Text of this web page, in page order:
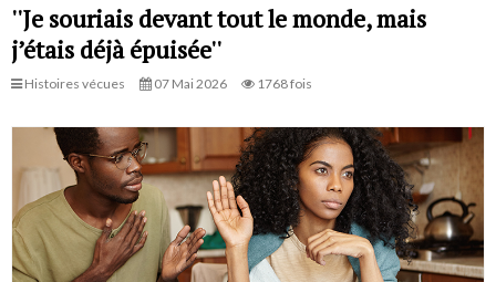
''Je souriais devant tout le monde, mais
j’étais déjà épuisée''
Histoires vécues 07 Mai 2026 1768 fois